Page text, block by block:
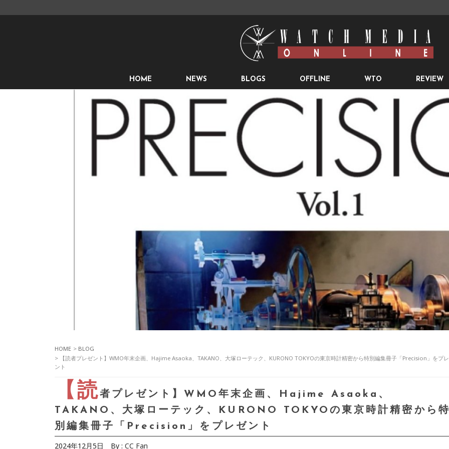
HOME NEWS BLOGS OFFLINE WTO REVIEW
HOME > BLOG
> 【読者プレゼント】WMO年末企画、Hajime Asaoka、TAKANO、大塚ローテック、KURONO TOKYOの東京時計精密から特別編集冊子「Precision」をプ
ント
【読者プレゼント】WMO年末企画、Hajime Asaoka、
TAKANO、大塚ローテック、KURONO TOKYOの東京時計精密から
別編集冊子「Precision」をプレゼント
2024年12月5日 By : CC Fan